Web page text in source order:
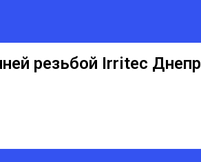
резьбой Irritec Днепр